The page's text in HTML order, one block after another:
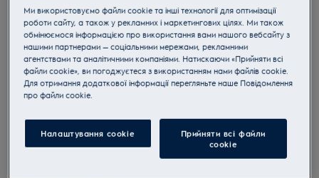
ESF2400OK
ESF2400OK Окремо стояча
компактна посудомийна машина
55 см Залишкове сушіння
4.8 (71)
Ми використовуємо файли cookie та інші технології для оптимізації
роботи сайту, а також у рекламних і маркетингових цілях. Ми також
обмінюємося інформацією про використання вами нашого вебсайту з
нашими партнерами — соціальними мережами, рекламними
агентствами та аналітичними компаніями. Натискаючи «Прийняти всі
файли cookie», ви погоджуєтеся з використанням нами файлів cookie.
Для отримання додаткової інформації перегляньте наше Пoвідомлення
прo файли cookie.
Налаштування cookie
Прийняти всі файли
сookie